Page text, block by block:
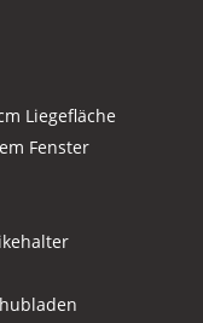
Liegefläche
Fenster